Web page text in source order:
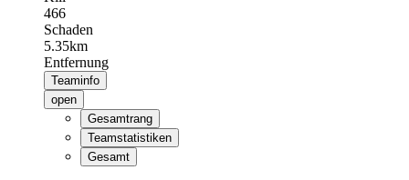
466
Schaden
5.35km
Entfernung
Teaminfo
open
Gesamtrang
Teamstatistiken
Gesamt